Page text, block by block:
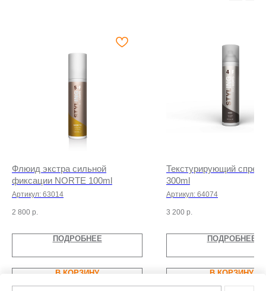
Флюид экстра сильной
фиксации NORTE 100ml
Артикул: 63014
2 800 р.
ПОДРОБНЕЕ
В КОРЗИНУ
Текстурирующий спрей
300ml
Артикул: 64074
3 200 р.
ПОДРОБНЕЕ
В КОРЗИНУ